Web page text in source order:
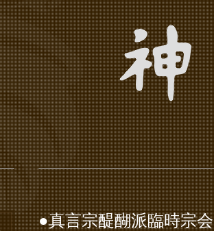
●真言宗醍醐派臨時宗会